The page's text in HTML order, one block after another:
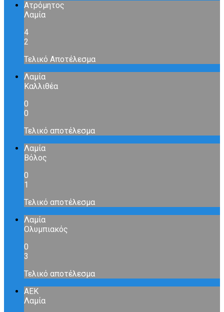
Ατρόμητος
Λαμία
4
2
Τελικό Αποτέλεσμα
Λαμία
Καλλιθέα
0
0
Τελικό αποτέλεσμα
Λαμία
Βόλος
0
1
Τελικό αποτέλεσμα
Λαμία
Ολυμπιακός
0
3
Τελικό αποτέλεσμα
ΑΕΚ
Λαμία